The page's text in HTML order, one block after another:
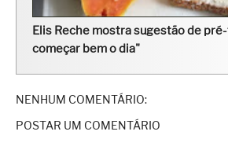
Elis Reche mostra sugestão de
começar bem o dia"
NENHUM COMENTÁRIO:
POSTAR UM COMENTÁRIO